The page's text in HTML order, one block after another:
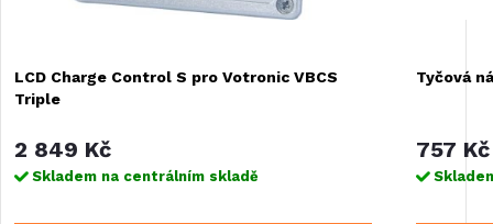
LCD Charge Control S pro Votronic VBCS
Triple
2 849 Kč
Skladem na centrálním skladě
Tyčová
757 Kč